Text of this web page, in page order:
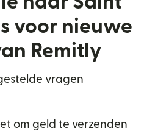
voor nieuwe
Remitly
vragen
om geld te verzenden